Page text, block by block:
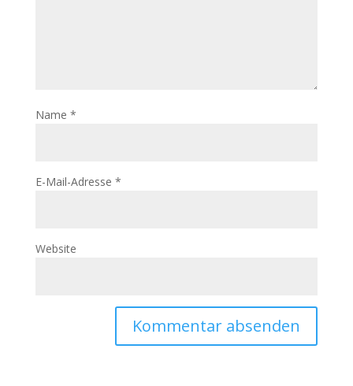
Name *
E-Mail-Adresse *
Website